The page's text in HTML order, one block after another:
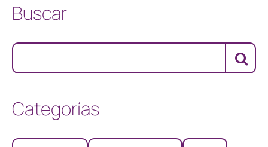
Buscar
Categorías